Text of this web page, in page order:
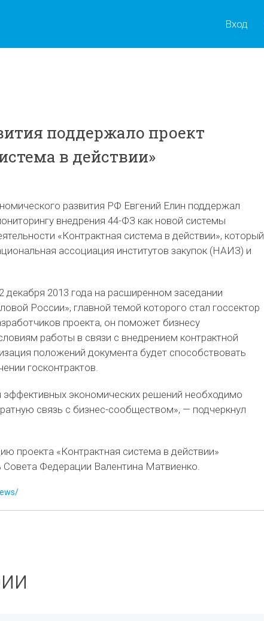
Вход
поддержало проект
в действии»
развития РФ Евгений Елин поддержал
внедрения 44-ФЗ как новой системы
«Контрактная система в действии», который
ассоциация институтов закупок (НАИЗ) и
декабря 2013 года на расширенном заседании
России», главной темой которого стал госсектор
проекта, он поможет бизнесу
работы в связи с внедрением контрактной
положений документа будет способствовать
госконтрактов.
эффективных экономических решений необходимо
связь с бизнес-сообществом», — подчеркнул
проекта «Контрактная система в действии»
Федерации Валентина Матвиенко.